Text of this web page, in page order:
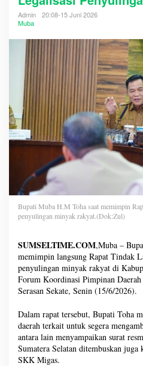
Admin
20:08-15 Juni 2026
Muba
Bupati Muba H.M Toha saat memimpin
penyulingan minyak rakyat.(Dok:Zul)
SUMSELTIME.COM,Muba –
memimpin langsung Rapat Tindak
penyulingan minyak rakyat di
Forum Koordinasi Pimpinan
Serasan Sekate, Senin (15/6/2026).
Dalam rapat tersebut, Bupati Toha
daerah terkait untuk segera
antara lain menyampaikan surat
Sumatera Selatan ditembuskan
SKK Migas.